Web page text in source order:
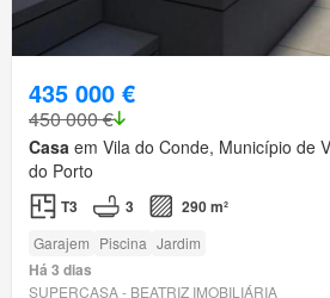
435 000 €
450 000 €
Casa em Vila do Conde, Município de
do Porto
T3 3 290 m²
Garajem Piscina Jardim
Há 3 dias
SUPERCASA - BEATRIZ IMOBILIÁRIA